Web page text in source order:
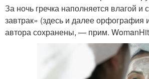
За ночь гречка наполняется влагой и
завтрак» (здесь и далее орфография
автора сохранены, — прим.